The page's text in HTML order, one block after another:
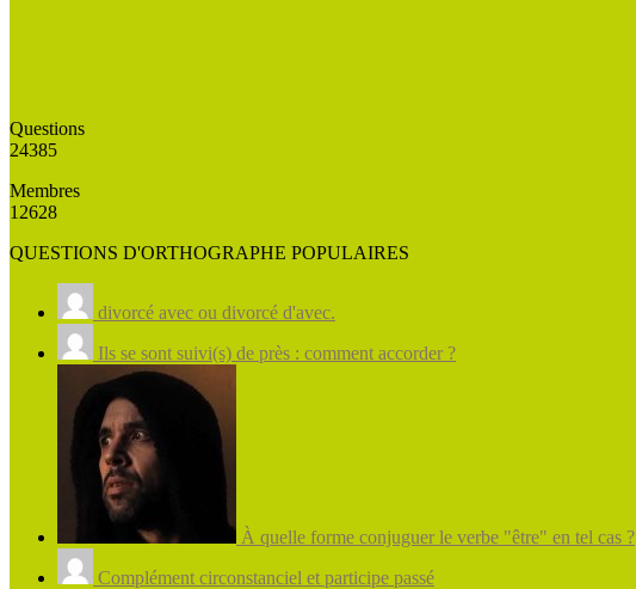
Questions
24385
Membres
12628
QUESTIONS D'ORTHOGRAPHE POPULAIRES
divorcé avec ou divorcé d'avec.
Ils se sont suivi(s) de près : comment accorder ?
À quelle forme conjuguer le verbe "être" en tel cas ?
Complément circonstanciel et participe passé